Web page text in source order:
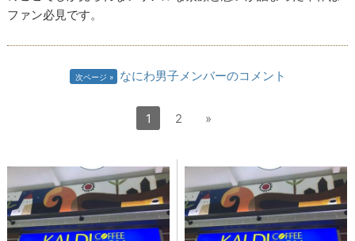
ファン必見です。
次ページ なにわ男子メンバーのコメント
1 2 »